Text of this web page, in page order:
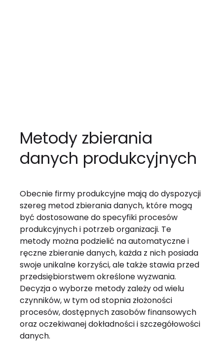
Metody zbierania
danych produkcyjnych
Obecnie firmy produkcyjne mają do dyspozycji
szereg metod zbierania danych, które mogą
być dostosowane do specyfiki procesów
produkcyjnych i potrzeb organizacji. Te
metody można podzielić na automatyczne i
ręczne zbieranie danych, każda z nich posiada
swoje unikalne korzyści, ale także stawia przed
przedsiębiorstwem określone wyzwania.
Decyzja o wyborze metody zależy od wielu
czynników, w tym od stopnia złożoności
procesów, dostępnych zasobów finansowych
oraz oczekiwanej dokładności i szczegółowości
danych.